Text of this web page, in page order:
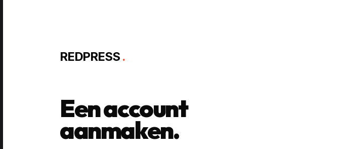
REDPRESS .
Een account
aanmaken.